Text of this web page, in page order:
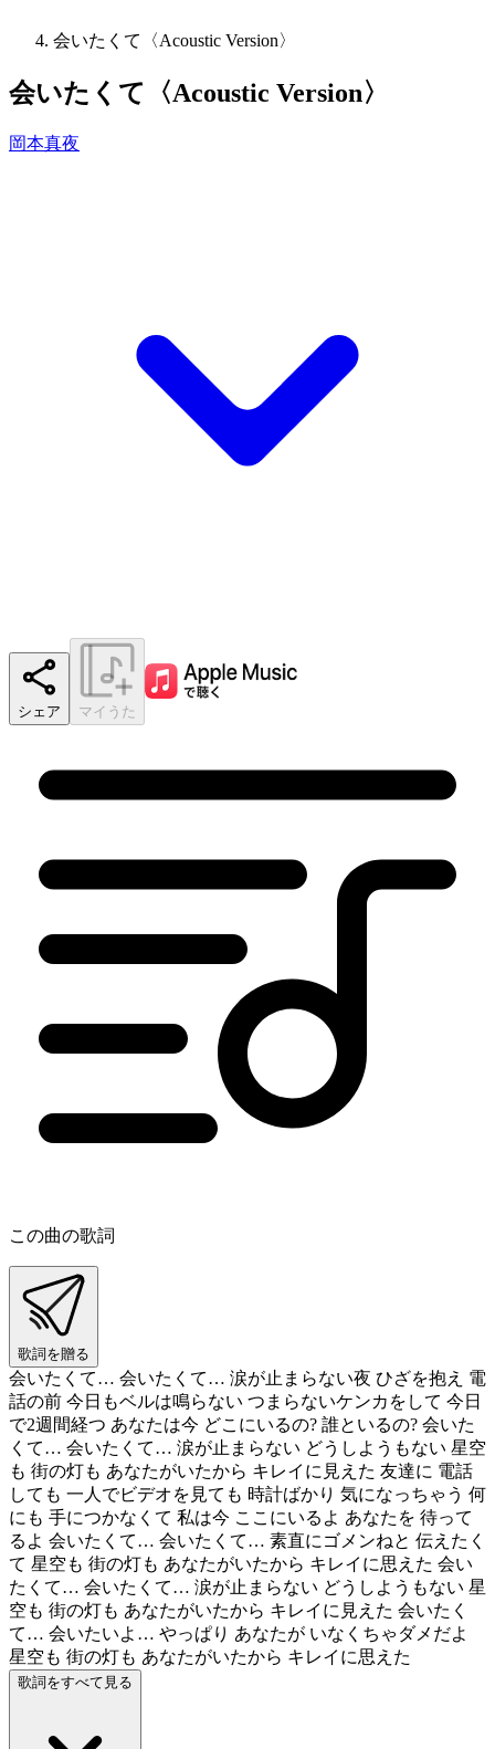
会いたくて〈Acoustic Version〉
会いたくて〈Acoustic Version〉
岡本真夜
シェア マイうた
この曲の歌詞
歌詞を贈る
会いたくて… 会いたくて… 涙が止まらない夜 ひざを抱え 電
話の前 今日もベルは鳴らない つまらないケンカをして 今日
で2週間経つ あなたは今 どこにいるの? 誰といるの? 会いた
くて… 会いたくて… 涙が止まらない どうしようもない 星空
も 街の灯も あなたがいたから キレイに見えた 友達に 電話
しても 一人でビデオを見ても 時計ばかり 気になっちゃう 何
にも 手につかなくて 私は今 ここにいるよ あなたを 待って
るよ 会いたくて… 会いたくて… 素直にゴメンねと 伝えたく
て 星空も 街の灯も あなたがいたから キレイに思えた 会い
たくて… 会いたくて… 涙が止まらない どうしようもない 星
空も 街の灯も あなたがいたから キレイに見えた 会いたく
て… 会いたいよ… やっぱり あなたが いなくちゃダメだよ
星空も 街の灯も あなたがいたから キレイに思えた
歌詞をすべて見る